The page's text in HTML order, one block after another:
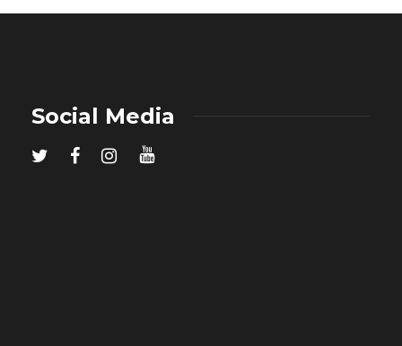
Social Media